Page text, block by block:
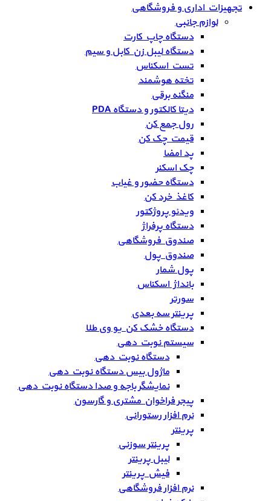
تجهیزات اداری و فروشگاهی
لوازم جانبی
دستگاه چاپ کارت
دستگاه لیبل زن کابل و سیم
تست اسکناس
تخته هوشمند
منگنه برقی
دیتا کالکتور و دستگاه PDA
رول جمع کن
قیمت چک کن
پد امضا
چک اسکنر
دستگاه حضور و غیاب
کاغذ خرد کن
ویدئو پروژکتور
دستگاه پرفراژ
صندوق فروشگاهی
صندوق پول
پول شمار
بانداژ اسکناس
سورتر
پرینتر سه بعدی
دستگاه خشک کن یو وی طلا
سیستم نوبت دهی
دستگاه نوبت دهی
ماژول بیس دستگاه نوبت دهی
نمایشگر باجه و صدا دستگاه نوبت دهی
پیجر فراخوان مشتری و گارسون
نرم افزار رستورانی
پرینتر
پرینتر سوزنی
لیبل پرینتر
فیش پرینتر
نرم افزار فروشگاهی